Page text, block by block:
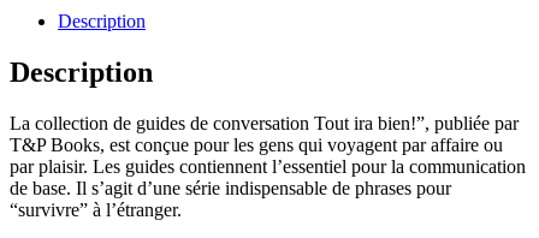
Description
Description
La collection de guides de conversation Tout ira bien!”, publiée par
T&P Books, est conçue pour les gens qui voyagent par affaire ou
par plaisir. Les guides contiennent l’essentiel pour la communication
de base. Il s’agit d’une série indispensable de phrases pour
“survivre” à l’étranger.